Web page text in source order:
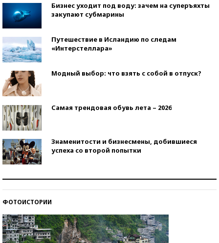
Бизнес уходит под воду: зачем на суперъяхты
закупают субмарины
Путешествие в Исландию по следам
«Интерстеллара»
Модный выбор: что взять с собой в отпуск?
Самая трендовая обувь лета – 2026
Знаменитости и бизнесмены, добившиеся
успеха со второй попытки
ФОТОИСТОРИИ